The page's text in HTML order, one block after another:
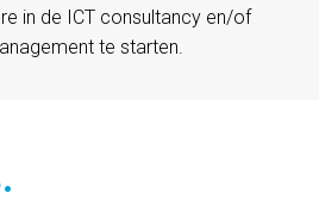
in de ICT consultancy en/of
te starten.